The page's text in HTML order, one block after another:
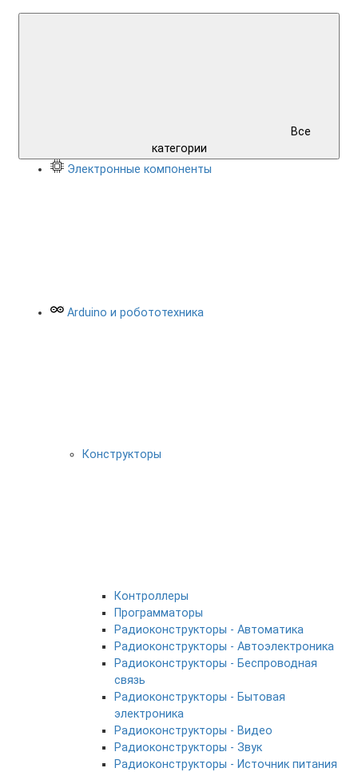
Все
категории
Электронные компоненты
Arduino и робототехника
Конструкторы
Контроллеры
Программаторы
Радиоконструкторы - Автоматика
Радиоконструкторы - Автоэлектроника
Радиоконструкторы - Беспроводная
связь
Радиоконструкторы - Бытовая
электроника
Радиоконструкторы - Видео
Радиоконструкторы - Звук
Радиоконструкторы - Источник питания